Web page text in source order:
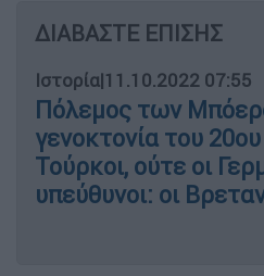
ΔΙΑΒΑΣΤΕ ΕΠΙΣΗΣ
Ιστορία|11.10.2022 07:55
Πόλεμος των
γενοκτονία του
Τούρκοι, ούτε οι
υπεύθυνοι: οι